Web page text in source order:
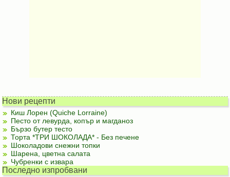
Нови рецепти
Киш Лорен (Quiche Lorraine)
Песто от левурда, копър и магданоз
Бързо бутер тесто
Торта *ТРИ ШОКОЛАДА* - Без печене
Шоколадови снежни топки
Шарена, цветна салата
Чубренки с извара
Последно изпробвани